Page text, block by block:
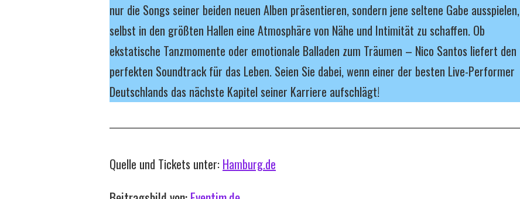
nur die Songs seiner beiden neuen Alben präsentieren, sondern jene seltene Gabe ausspielen,
selbst in den größten Hallen eine Atmosphäre von Nähe und Intimität zu schaffen. Ob
ekstatische Tanzmomente oder emotionale Balladen zum Träumen – Nico Santos liefert den
perfekten Soundtrack für das Leben. Seien Sie dabei, wenn einer der besten Live-Performer
Deutschlands das nächste Kapitel seiner Karriere aufschlägt!
Quelle und Tickets unter: Hamburg.de